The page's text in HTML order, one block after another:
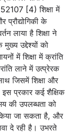
[4) शिक्षा में
प्रौद्योगिकी के
लाया है शिक्षा ने
मुख्य उद्देश्यों को
में शिक्षा में क्रांति
लाने में उत्प्रेरक
जिसमें शिक्षा और
इस प्रकार कई शैक्षिक
की उपलब्धता को
जा सकता है, और
दे रही है। उभरते